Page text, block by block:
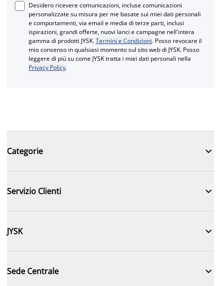
Desidero ricevere comunicazioni, incluse comunicazioni
personalizzate su misura per me basate sui miei dati personali
e comportamenti, via email e media di terze parti, inclusi
ispirazioni, grandi offerte, nuovi lanci e campagne nell'intera
gamma di prodotti JYSK.Termini e Condizioni. Posso revocare il
mio consenso in qualsiasi momento sul sito web di JYSK. Posso
leggere di più su come JYSK tratta i miei dati personali nella
Privacy Policy.
Categorie 
Servizio Clienti 
JYSK 
Sede Centrale 